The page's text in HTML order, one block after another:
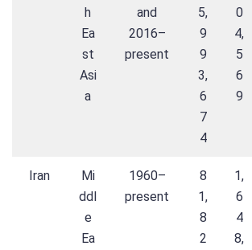
h
Ea
st
Asi
a
and
2016–
present
5,
9
9
3,
6
7
4
0
4,
5
6
9
Iran
Mi
ddl
e
Ea
1960–
present
8
1,
8
2
1,
6
4
8,